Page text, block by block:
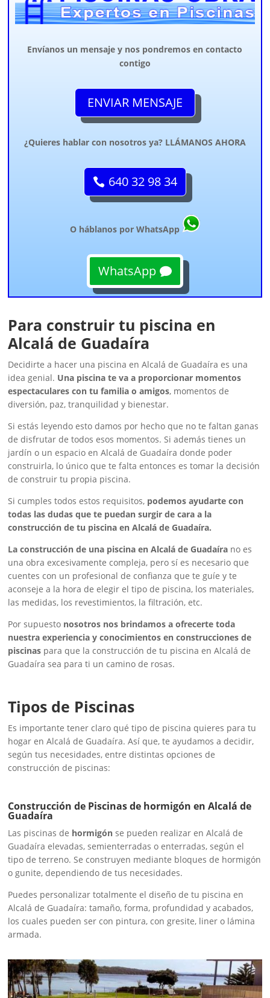
Envíanos un mensaje y nos pondremos en contacto
contigo
ENVIAR MENSAJE
¿Quieres hablar con nosotros ya? LLÁMANOS AHORA
640 32 98 34
O háblanos por WhatsApp
WhatsApp
Para construir tu piscina en
Alcalá de Guadaíra
Decidirte a hacer una piscina en Alcalá de Guadaíra es una
idea genial. Una piscina te va a proporcionar momentos
espectaculares con tu familia o amigos, momentos de
diversión, paz, tranquilidad y bienestar.
Si estás leyendo esto damos por hecho que no te faltan ganas
de disfrutar de todos esos momentos. Si además tienes un
jardín o un espacio en Alcalá de Guadaíra donde poder
construirla, lo único que te falta entonces es tomar la decisión
de construir tu propia piscina.
Si cumples todos estos requisitos, podemos ayudarte con
todas las dudas que te puedan surgir de cara a la
construcción de tu piscina en Alcalá de Guadaíra.
La construcción de una piscina en Alcalá de Guadaíra no es
una obra excesivamente compleja, pero sí es necesario que
cuentes con un profesional de confianza que te guíe y te
aconseje a la hora de elegir el tipo de piscina, los materiales,
las medidas, los revestimientos, la filtración, etc.
Por supuesto nosotros nos brindamos a ofrecerte toda
nuestra experiencia y conocimientos en construcciones de
piscinas para que la construcción de tu piscina en Alcalá de
Guadaíra sea para ti un camino de rosas.
Tipos de Piscinas
Es importante tener claro qué tipo de piscina quieres para tu
hogar en Alcalá de Guadaíra. Así que, te ayudamos a decidir,
según tus necesidades, entre distintas opciones de
construcción de piscinas:
Construcción de Piscinas de hormigón en Alcalá de
Guadaíra
Las piscinas de hormigónse pueden realizar en Alcalá de
Guadaíra elevadas, semienterradas o enterradas, según el
tipo de terreno. Se construyen mediante bloques de hormigón
o gunite, dependiendo de tus necesidades.
Puedes personalizar totalmente el diseño de tu piscina en
Alcalá de Guadaíra: tamaño, forma, profundidad y acabados,
los cuales pueden ser con pintura, con gresite, liner o lámina
armada.